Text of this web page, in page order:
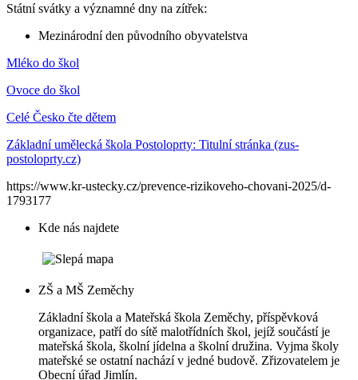
Státní svátky a významné dny na zítřek:
Mezinárodní den původního obyvatelstva
Mléko do škol
Ovoce do škol
Celé Česko čte dětem
Základní umělecká škola Postoloprty: Titulní stránka (zus-
postoloprty.cz)
https://www.kr-ustecky.cz/prevence-rizikoveho-chovani-2025/d-
1793177
Kde nás najdete
ZŠ a MŠ Zeměchy
Základní škola a Mateřská škola Zeměchy, příspěvková
organizace, patří do sítě malotřídních škol, jejíž součástí je
mateřská škola, školní jídelna a školní družina. Vyjma školy
mateřské se ostatní nachází v jedné budově. Zřizovatelem je
Obecní úřad Jimlín.